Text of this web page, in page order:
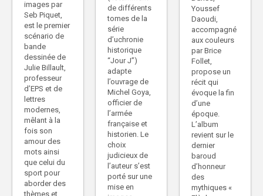
Youssef
Daoudi,
accompagné
aux couleurs
par Brice
Follet,
propose un
récit qui
évoque la fin
d’une
époque.
L’album
revient sur le
dernier
baroud
d’honneur
des
mythiques «
de différents
tomes de la
série
d’uchronie
historique
“Jour J”)
adapte
l’ouvrage de
Michel Goya,
officier de
l’armée
française et
historien. Le
choix
judicieux de
l’auteur s’est
porté sur une
mise en
images par
Seb Piquet,
est le premier
scénario de
bande
dessinée de
Julie Billault,
professeur
d’EPS et de
lettres
modernes,
mêlant à la
fois son
amour des
mots ainsi
que celui du
sport pour
aborder des
thèmes et